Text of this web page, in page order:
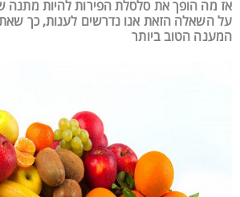
אז מה הופך את סלסלת הפירות להיות מתנה
על השאלה הזאת אנו נדרשים לענות, כך
המענה הטוב ביותר